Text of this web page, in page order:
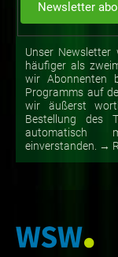
Unser
häufiger als
wir Abonnenten
Programms auf
wir äußerst
Bestellung des
automatisch
einverstanden. →